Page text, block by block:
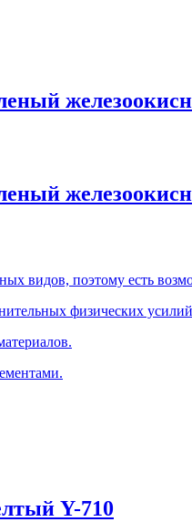
видов, поэтому есть
физических
Y-710